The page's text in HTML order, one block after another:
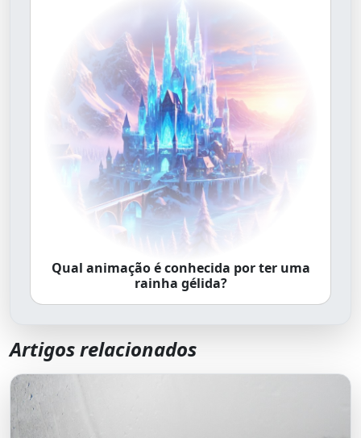
Qual animação é conhecida por ter uma
rainha gélida?
Artigos relacionados